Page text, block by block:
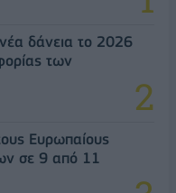
δάνεια το 2026
των
Ευρωπαίους
σε 9 από 11